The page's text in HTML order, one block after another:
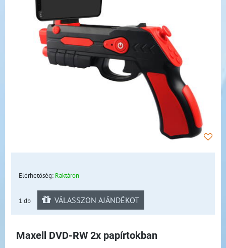
Elérhetőség: Raktáron
1 db VÁLASSZON AJÁNDÉKOT
Maxell DVD-RW 2x papírtokban